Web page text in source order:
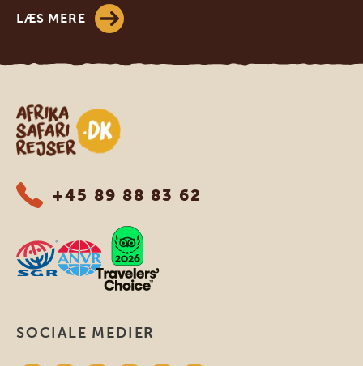
LÆS MERE
Safari-rejser i Afrika
+45 89 88 83 62
SOCIALE MEDIER